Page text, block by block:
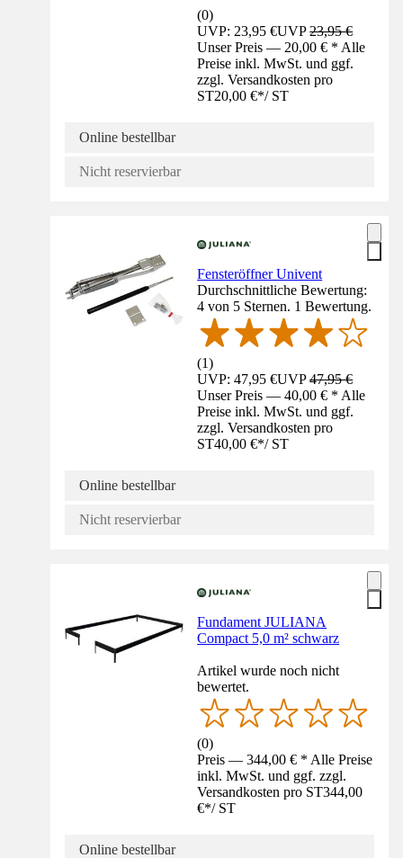
(0)
UVP: 23,95 €UVP23,95 €
Unser Preis — 20,00 € * Alle
Preise inkl. MwSt. und ggf.
zzgl. Versandkosten pro
ST20,00 €*/ ST
Online bestellbar
Nicht reservierbar
Fensteröffner Univent
Durchschnittliche Bewertung:
4 von 5 Sternen. 1 Bewertung.
(1)
UVP: 47,95 €UVP47,95 €
Unser Preis — 40,00 € * Alle
Preise inkl. MwSt. und ggf.
zzgl. Versandkosten pro
ST40,00 €*/ ST
Online bestellbar
Nicht reservierbar
Fundament JULIANA
Compact 5,0 m² schwarz
Artikel wurde noch nicht
bewertet.
(0)
Preis — 344,00 € * Alle Preise
inkl. MwSt. und ggf. zzgl.
Versandkosten pro ST344,00
€*/ ST
Online bestellbar